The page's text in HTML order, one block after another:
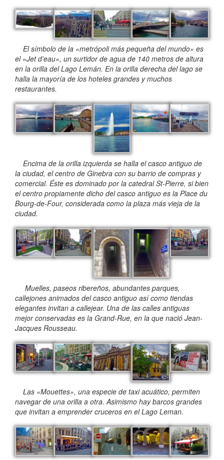
El símbolo de la «metrópoli más pequeña del mundo» es
el «Jet d’eau», un surtidor de agua de 140 metros de altura
en la orilla del Lago Lemán. En la orilla derecha del lago se
halla la mayoría de los hoteles grandes y muchos
restaurantes.
Encima de la orilla izquierda se halla el casco antiguo de
la ciudad, el centro de Ginebra con su barrio de compras y
comercial. Éste es dominado por la catedral St-Pierre, si bien
el centro propiamente dicho del casco antiguo es la Place du
Bourg-de-Four, considerada como la plaza más vieja de la
ciudad.
Muelles, paseos ribereños, abundantes parques,
callejones animados del casco antiguo así como tiendas
elegantes invitan a callejear. Una de las calles antiguas
mejor conservadas es la Grand-Rue, en la que nació Jean-
Jacques Rousseau.
Las «Mouettes», una especie de taxi acuático, permiten
navegar de una orilla a otra. Asimismo hay barcos grandes
que invitan a emprender cruceros en el Lago Leman.